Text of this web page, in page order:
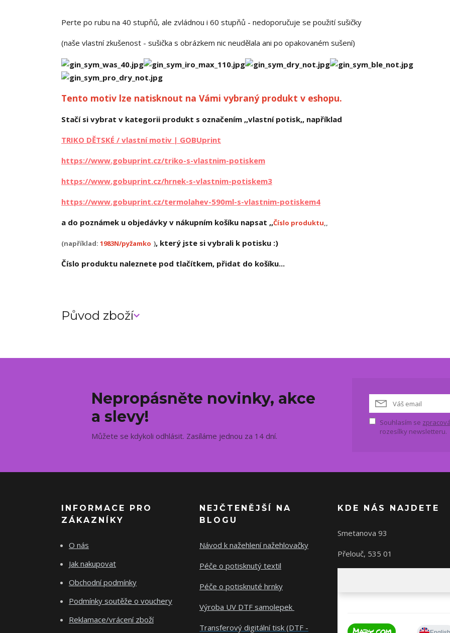
Perte po rubu na 40 stupňů, ale zvládnou i 60 stupňů - nedoporučuje se použití sušičky
(naše vlastní zkušenost - sušička s obrázkem nic neudělala ani po opakovaném sušení)
Tento motiv lze natisknout na Vámi vybraný produkt v eshopu.
Stačí si vybrat v kategorii produkt s označením ,,vlastní potisk,, například
TRIKO DĚTSKÉ / vlastní motiv | GOBUprint
https://www.gobuprint.cz/triko-s-vlastnim-potiskem
https://www.gobuprint.cz/hrnek-s-vlastnim-potiskem3
https://www.gobuprint.cz/termolahev-590ml-s-vlastnim-potiskem4
a do poznámek u objedávky v nákupním košíku napsat ,,Číslo produktu,,
(například: 1983N/pyžamko ), který jste si vybrali k potisku :)
Číslo produktu naleznete pod tlačítkem, přidat do košíku...
Původ zboží
Nepropásněte novinky, akce
a slevy!
Můžete se kdykoli odhlásit. Zasíláme jednou za 14 dní.
Souhlasím se
rozesílky newsletteru.
INFORMACE PRO
ZÁKAZNÍKY
O nás
Jak nakupovat
Obchodní podmínky
Podmínky soutěže o vouchery
Reklamace/vrácení zboží
NEJČTENĚJŠÍ NA
BLOGU
Návod k nažehlení nažehlovačky
Péče o potisknutý textil
Péče o potisknuté hrnky
Výroba UV DTF samolepek
Transferový digitální tisk (DTF -
KDE NÁS NAJDETE
Smetanova 93
Přelouč, 535 01